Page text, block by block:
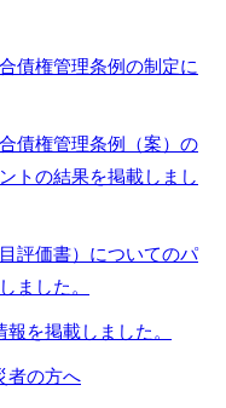
債権管理条例の制定に
債権管理条例（案）の
トの結果を掲載しまし
評価書）についてのパ
ました。
を掲載しました。
者の方へ